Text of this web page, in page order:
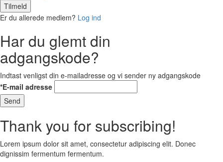
Tilmeld
Er du allerede medlem? Log ind
Har du glemt din
adgangskode?
Indtast venligst din e-mailadresse og vi sender ny adgangskode
*E-mail adresse
Send
Thank you for subscribing!
Lorem ipsum dolor sit amet, consectetur adipiscing elit. Donec
dignissim fermentum fermentum.